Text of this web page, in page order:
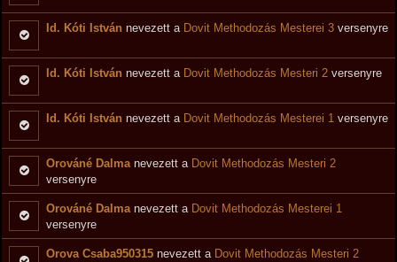
Id. Kóti István nevezett a Dovit Methodozás Mesterei 3 versenyre
Id. Kóti István nevezett a Dovit Methodozás Mesteri 2 versenyre
Id. Kóti István nevezett a Dovit Methodozás Mesterei 1 versenyre
Orováné Dalma nevezett a Dovit Methodozás Mesteri 2
versenyre
Orováné Dalma nevezett a Dovit Methodozás Mesterei 1
versenyre
Orova Csaba950315 nevezett a Dovit Methodozás Mesteri 2